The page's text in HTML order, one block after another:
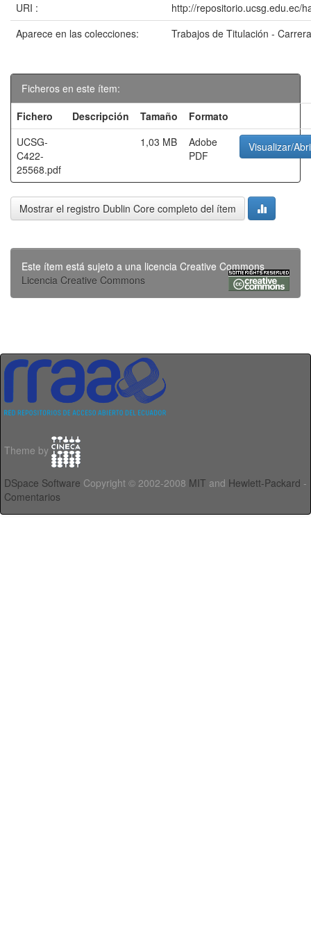
URI :
http://repositorio.ucsg.edu.ec/
Aparece en las colecciones:
Trabajos de Titulación -
Ficheros en este ítem:
Fichero
Descripción Tamaño
Formato
UCSG-
C422-
25568.pdf
1,03 MB
Adobe
PDF
Visualizar/
Mostrar el registro Dublin Core completo del ítem
Este ítem está sujeto a una licencia Creative Commons
Licencia Creative Commons
Theme by
DSpace Software Copyright © 2002-2008 MIT and Hewlett-Packard -
Comentarios